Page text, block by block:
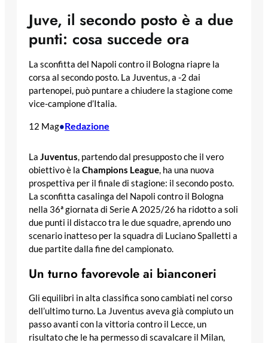
Juve, il secondo posto è a due
punti: cosa succede ora
La sconfitta del Napoli contro il Bologna riapre la
corsa al secondo posto. La Juventus, a -2 dai
partenopei, può puntare a chiudere la stagione come
vice-campione d’Italia.
12 Mag•Redazione
La Juventus, partendo dal presupposto che il vero
obiettivo è la Champions League, ha una nuova
prospettiva per il finale di stagione: il secondo posto.
La sconfitta casalinga del Napoli contro il Bologna
nella 36ª giornata di Serie A 2025/26 ha ridotto a soli
due punti il distacco tra le due squadre, aprendo uno
scenario inatteso per la squadra di Luciano Spalletti a
due partite dalla fine del campionato.
Un turno favorevole ai bianconeri
Gli equilibri in alta classifica sono cambiati nel corso
dell’ultimo turno. La Juventus aveva già compiuto un
passo avanti con la vittoria contro il Lecce, un
risultato che le ha permesso di scavalcare il Milan,